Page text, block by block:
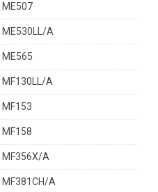
ME507
ME530LL/A
ME565
MF130LL/A
MF153
MF158
MF356X/A
MF381CH/A